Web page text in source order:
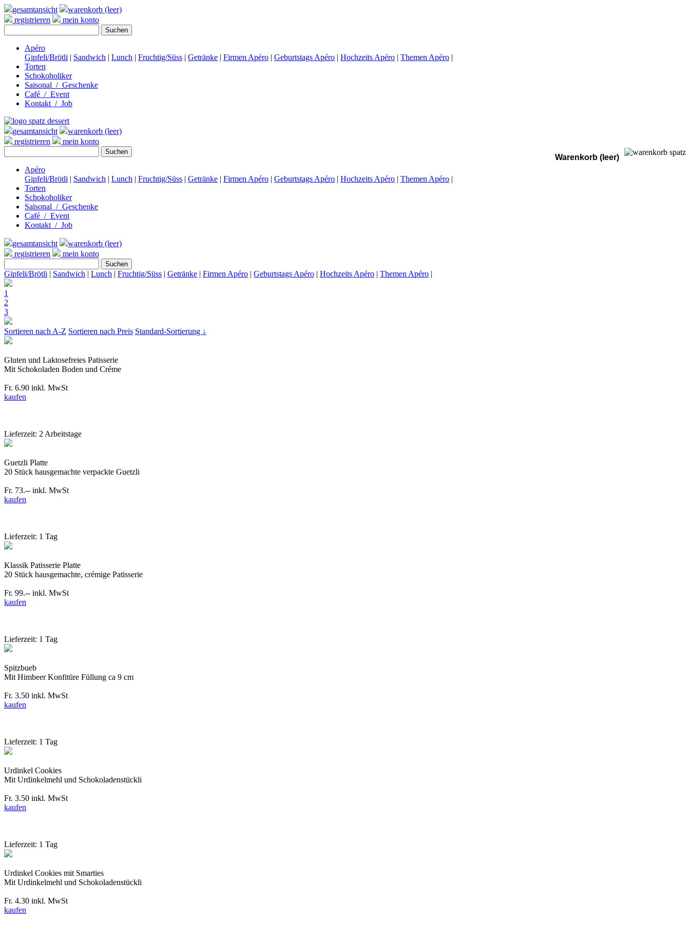
gesamtansicht
warenkorb (leer)
registrieren
mein konto
Apéro
Gipfeli/Brötli | Sandwich | Lunch | Fruchtig/Süss | Getränke | Firmen Apéro | Geburtstags Apéro | Hochzeits Apéro | Themen Apéro |
Torten
Schokoholiker
Saisonal / Geschenke
Café / Event
Kontakt / Job
Warenkorb (leer)
gesamtansicht
warenkorb (leer)
registrieren
mein konto
Apéro
Gipfeli/Brötli | Sandwich | Lunch | Fruchtig/Süss | Getränke | Firmen Apéro | Geburtstags Apéro | Hochzeits Apéro | Themen Apéro |
Torten
Schokoholiker
Saisonal / Geschenke
Café / Event
Kontakt / Job
gesamtansicht
warenkorb (leer)
registrieren
mein konto
Gipfeli/Brötli | Sandwich | Lunch | Fruchtig/Süss | Getränke | Firmen Apéro | Geburtstags Apéro | Hochzeits Apéro | Themen Apéro |
1
2
3
Sortieren nach A-Z Sortieren nach Preis Standard-Sortierung ↓
Gluten und Laktosefreies Patisserie
Mit Schokoladen Boden und Créme
Fr. 6.90 inkl. MwSt
kaufen
Lieferzeit: 2 Arbeitstage
Guetzli Platte
20 Stück hausgemachte verpackte Guetzli
Fr. 73.-- inkl. MwSt
kaufen
Lieferzeit: 1 Tag
Klassik Patisserie Platte
20 Stück hausgemachte, crémige Patisserie
Fr. 99.-- inkl. MwSt
kaufen
Lieferzeit: 1 Tag
Spitzbueb
Mit Himbeer Konfitüre Füllung ca 9 cm
Fr. 3.50 inkl. MwSt
kaufen
Lieferzeit: 1 Tag
Urdinkel Cookies
Mit Urdinkelmehl und Schokoladenstückli
Fr. 3.50 inkl. MwSt
kaufen
Lieferzeit: 1 Tag
Urdinkel Cookies mit Smarties
Mit Urdinkelmehl und Schokoladenstückli
Fr. 4.30 inkl. MwSt
kaufen